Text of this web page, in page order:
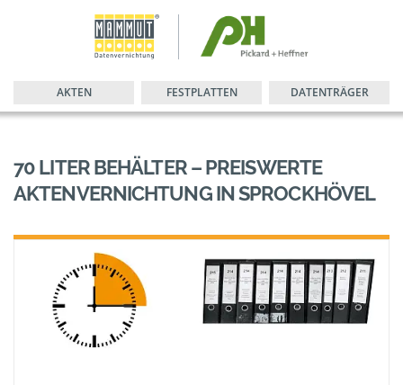
AKTEN FESTPLATTEN DATENTRÄGER
70 LITER BEHÄLTER – PREISWERTE
AKTENVERNICHTUNG IN SPROCKHÖVEL